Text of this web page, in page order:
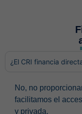
¿El CRI financia
No, no
facilitamos el
y privada.